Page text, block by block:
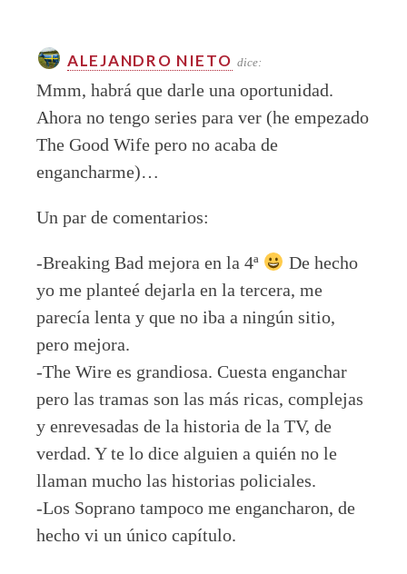
ALEJANDRO NIETO dice:
Mmm, habrá que darle una oportunidad.
Ahora no tengo series para ver (he empezado
The Good Wife pero no acaba de
engancharme)…
Un par de comentarios:
-Breaking Bad mejora en la 4ª
De hecho
yo me planteé dejarla en la tercera, me
parecía lenta y que no iba a ningún sitio,
pero mejora.
-The Wire es grandiosa. Cuesta enganchar
pero las tramas son las más ricas, complejas
y enrevesadas de la historia de la TV, de
verdad. Y te lo dice alguien a quién no le
llaman mucho las historias policiales.
-Los Soprano tampoco me engancharon, de
hecho vi un único capítulo.